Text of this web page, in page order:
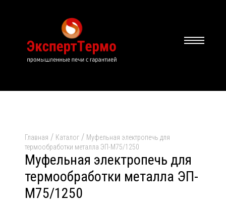
Главная / Каталог / Муфельная электропечь для
термообработки металла ЭП-М75/1250
Муфельная электропечь для
термообработки металла ЭП-
М75/1250